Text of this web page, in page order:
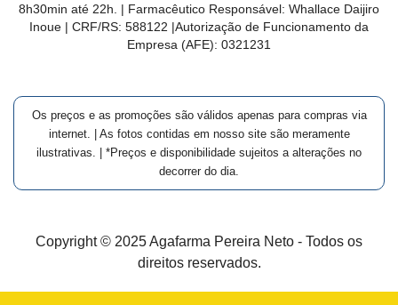
8h30min até 22h. | Farmacêutico Responsável: Whallace Daijiro
Inoue | CRF/RS: 588122 |Autorização de Funcionamento da
Empresa (AFE): 0321231
Os preços e as promoções são válidos apenas para compras via
internet. | As fotos contidas em nosso site são meramente
ilustrativas. | *Preços e disponibilidade sujeitos a alterações no
decorrer do dia.
Copyright © 2025 Agafarma Pereira Neto - Todos os
direitos reservados.